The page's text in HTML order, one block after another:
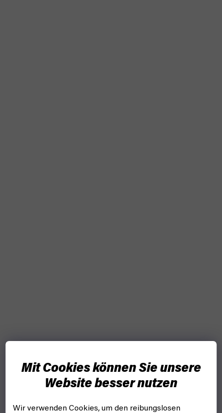
Mit Cookies können Sie unsere
Website besser nutzen
Wir verwenden Cookies, um den reibungslosen